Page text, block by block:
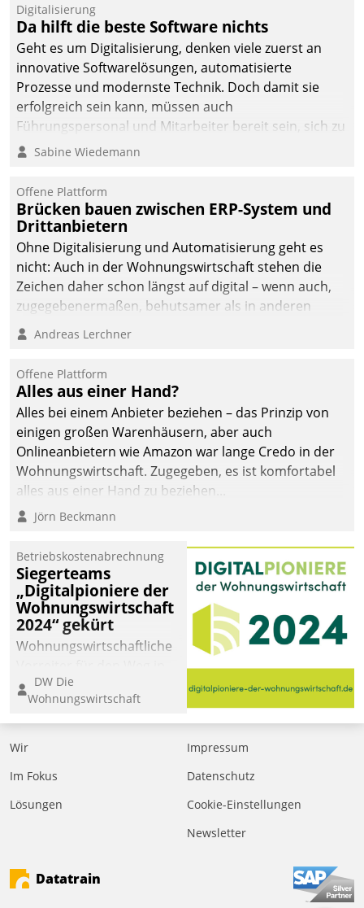
Digitalisierung
Da hilft die beste Software nichts
Geht es um Digitalisierung, denken viele zuerst an
innovative Softwarelösungen, automatisierte
Prozesse und modernste Technik. Doch damit sie
erfolgreich sein kann, müssen auch
Führungspersonal und Mitarbeiter bereit sein, sich zu
verändern und anzupassen, sonst werden sie an ihr
Sabine Wiedemann
Offene Plattform
Brücken bauen zwischen ERP-System und
Drittanbietern
Ohne Digitalisierung und Automatisierung geht es
nicht: Auch in der Wohnungswirtschaft stehen die
Zeichen daher schon längst auf digital – wenn auch,
zugegebenermaßen, behutsamer als in anderen
Branchen.
Andreas Lerchner
Offene Plattform
Alles aus einer Hand?
Alles bei einem Anbieter beziehen – das Prinzip von
einigen großen Warenhäusern, aber auch
Onlineanbietern wie Amazon war lange Credo in der
Wohnungswirtschaft. Zugegeben, es ist komfortabel
alles aus einer Hand zu beziehen...
Jörn Beckmann
Betriebskostenabrechnung
Siegerteams
„Digitalpioniere der
Wohnungswirtschaft
2024“ gekürt
Wohnungswirtschaftliche
eine digitale Zukunft zu
finden, ist das Ziel des
Awards „Digitalpioniere
der
Bewerben können sich
dafür ein Team
DW Die
Wohnungswirtschaft
Wir
Im Fokus
Lösungen
Impressum
Datenschutz
Cookie-Einstellungen
Newsletter
Datatrain